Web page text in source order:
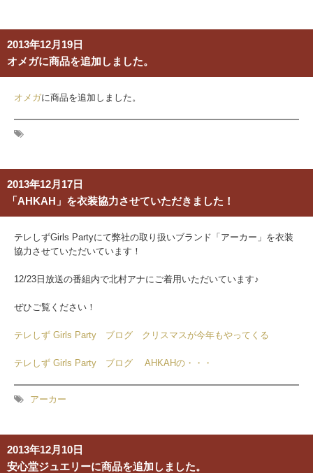
2013年12月19日
オメガに商品を追加しました。
オメガに商品を追加しました。
2013年12月17日
「AHKAH」を衣装協力させていただきました！
テレしずGirls Partyにて弊社の取り扱いブランド「アーカー」を衣装
協力させていただいています！
12/23日放送の番組内で北村アナにご着用いただいています♪
ぜひご覧ください！
テレしず Girls Party ブログ クリスマスが今年もやってくる
テレしず Girls Party ブログ AHKAHの・・・
アーカー
2013年12月10日
安心堂ジュエリーに商品を追加しました。